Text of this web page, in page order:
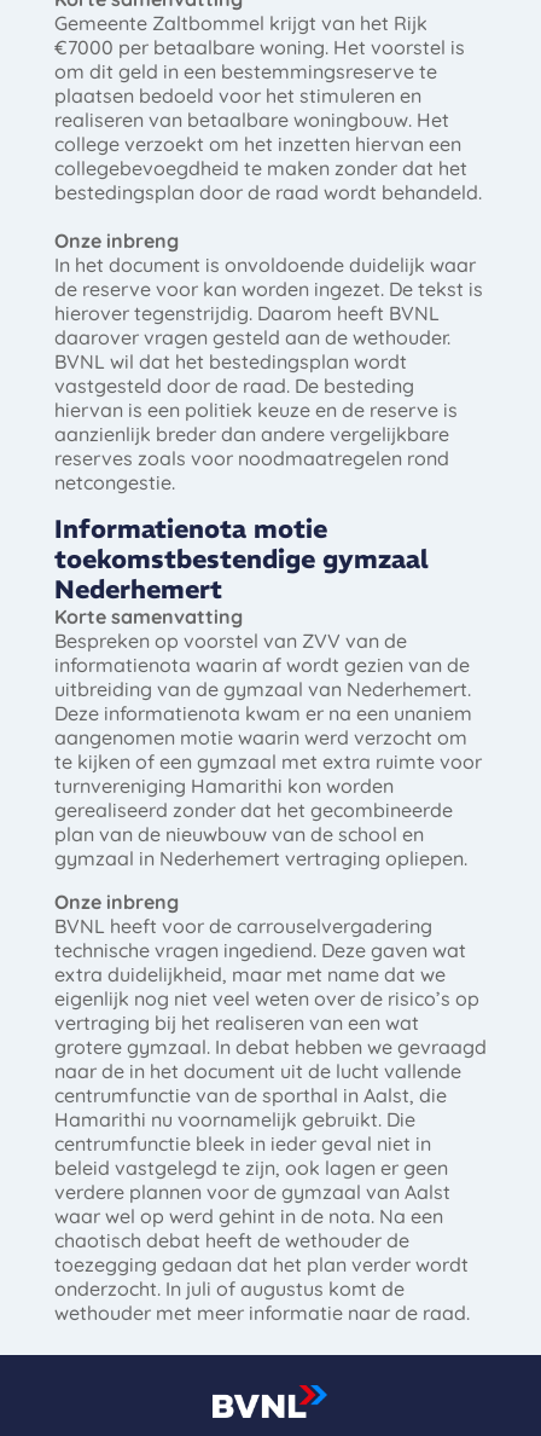
Gemeente Zaltbommel krijgt van het Rijk
€7000 per betaalbare woning. Het voorstel is
om dit geld in een bestemmingsreserve te
plaatsen bedoeld voor het stimuleren en
realiseren van betaalbare woningbouw. Het
college verzoekt om het inzetten hiervan een
collegebevoegdheid te maken zonder dat het
bestedingsplan door de raad wordt behandeld.
Onze inbreng
In het document is onvoldoende duidelijk waar
de reserve voor kan worden ingezet. De tekst is
hierover tegenstrijdig. Daarom heeft BVNL
daarover vragen gesteld aan de wethouder.
BVNL wil dat het bestedingsplan wordt
vastgesteld door de raad. De besteding
hiervan is een politiek keuze en de reserve is
aanzienlijk breder dan andere vergelijkbare
reserves zoals voor noodmaatregelen rond
netcongestie.
Informatienota motie
toekomstbestendige gymzaal
Nederhemert
Korte samenvatting
Bespreken op voorstel van ZVV van de
informatienota waarin af wordt gezien van de
uitbreiding van de gymzaal van Nederhemert.
Deze informatienota kwam er na een unaniem
aangenomen motie waarin werd verzocht om
te kijken of een gymzaal met extra ruimte voor
turnvereniging Hamarithi kon worden
gerealiseerd zonder dat het gecombineerde
plan van de nieuwbouw van de school en
gymzaal in Nederhemert vertraging opliepen.
Onze inbreng
BVNL heeft voor de carrouselvergadering
technische vragen ingediend. Deze gaven wat
extra duidelijkheid, maar met name dat we
eigenlijk nog niet veel weten over de risico’s op
vertraging bij het realiseren van een wat
grotere gymzaal. In debat hebben we gevraagd
naar de in het document uit de lucht vallende
centrumfunctie van de sporthal in Aalst, die
Hamarithi nu voornamelijk gebruikt. Die
centrumfunctie bleek in ieder geval niet in
beleid vastgelegd te zijn, ook lagen er geen
verdere plannen voor de gymzaal van Aalst
waar wel op werd gehint in de nota. Na een
chaotisch debat heeft de wethouder de
toezegging gedaan dat het plan verder wordt
onderzocht. In juli of augustus komt de
wethouder met meer informatie naar de raad.